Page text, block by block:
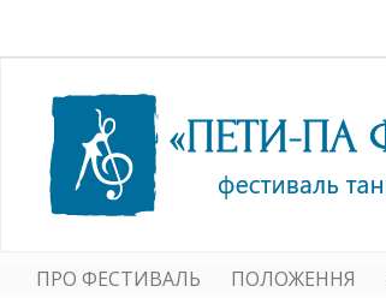
ПРО ФЕСТИВАЛЬ ПОЛОЖЕННЯ